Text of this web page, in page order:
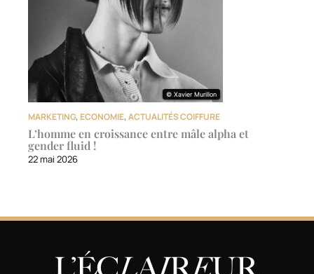
© Xavier Murillon
© Xavier Murillon
MARKETING, ECONOMIE,ACTUALITÉS COIFFURE
L’homme en croissance entre mâle alpha et
gender fluid !
22 mai 2026